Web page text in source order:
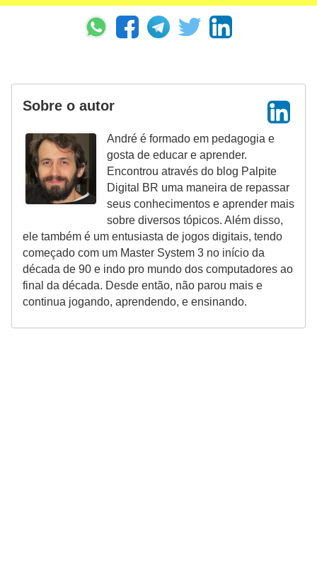
Sobre o autor
André é formado em pedagogia e
gosta de educar e aprender.
Encontrou através do blog Palpite
Digital BR uma maneira de repassar
seus conhecimentos e aprender mais
sobre diversos tópicos. Além disso,
ele também é um entusiasta de jogos digitais, tendo
começado com um Master System 3 no início da
década de 90 e indo pro mundo dos computadores ao
final da década. Desde então, não parou mais e
continua jogando, aprendendo, e ensinando.
í
d
o
s
e
V